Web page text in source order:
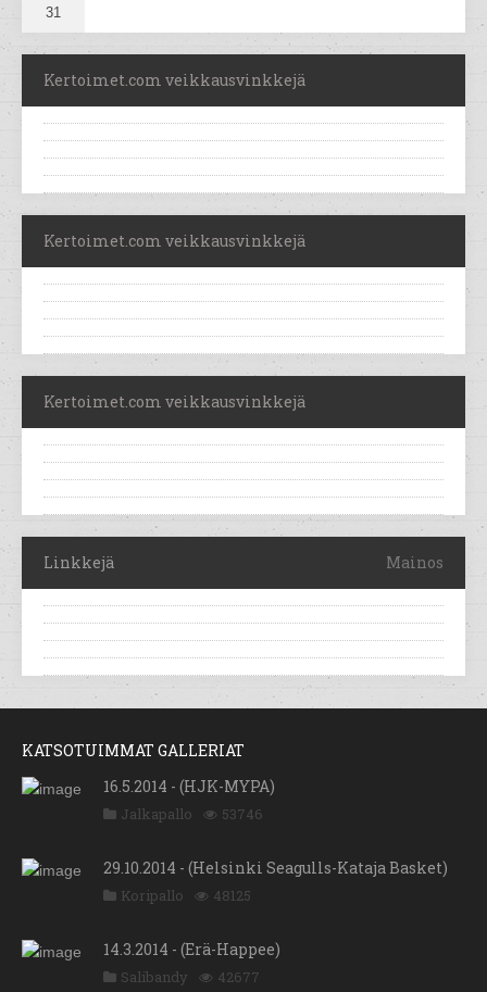
31
Kertoimet.com veikkausvinkkejä
Kertoimet.com veikkausvinkkejä
Kertoimet.com veikkausvinkkejä
Linkkejä Mainos
KATSOTUIMMAT GALLERIAT
16.5.2014 - (HJK-MYPA)
Jalkapallo 53746
29.10.2014 - (Helsinki Seagulls-Kataja Basket)
Koripallo 48125
14.3.2014 - (Erä-Happee)
Salibandy 42677